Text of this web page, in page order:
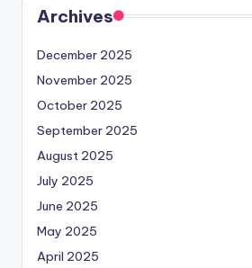
Archives
December 2025
November 2025
October 2025
September 2025
August 2025
July 2025
June 2025
May 2025
April 2025